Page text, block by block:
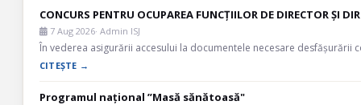
CONCURS PENTRU OCUPAREA FUNCȚIILOR DE DIRECTOR ȘI
7 Aug 2026· Admin ISJ
În vederea asigurării accesului la documentele necesare
CITEȘTE →
Programul național ”Masă sănătoasă"